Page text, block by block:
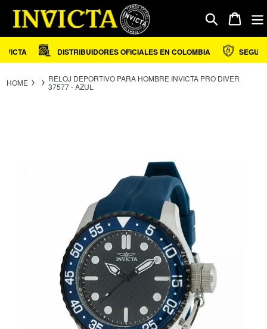
directamente
contenido
Buscar Carrito
DISTRIBUIDORES OFICIALES EN COLOMBIA
HOME
RELOJ DEPORTIVO PARA HOMBRE INVICTA PRO DIVER
37577 - AZUL